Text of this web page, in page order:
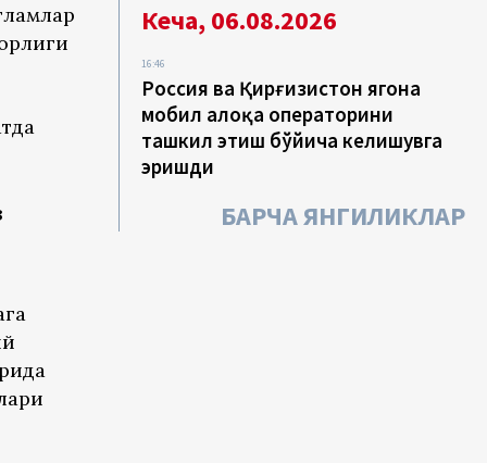
Кеча, 06.08.2026
16:46
Россия ва Қирғизистон ягона
мобил алоқа операторини
ташкил этиш бўйича келишувга
эришди
БАРЧА ЯНГИЛИКЛАР